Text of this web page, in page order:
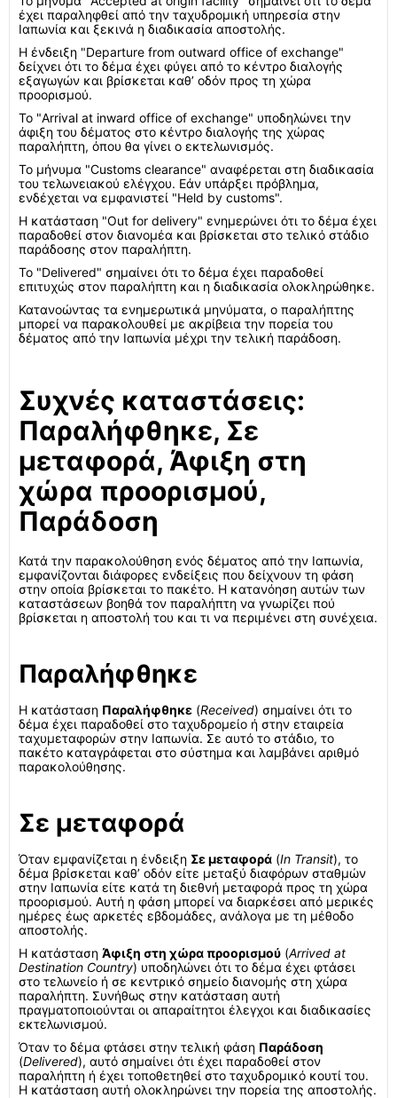
έχει παραληφθεί από την ταχυδρομική υπηρεσία στην
Ιαπωνία και ξεκινά η διαδικασία αποστολής.
Η ένδειξη "Departure from outward office of exchange"
δείχνει ότι το δέμα έχει φύγει από το κέντρο διαλογής
εξαγωγών και βρίσκεται καθ’ οδόν προς τη χώρα
προορισμού.
Το "Arrival at inward office of exchange" υποδηλώνει την
άφιξη του δέματος στο κέντρο διαλογής της χώρας
παραλήπτη, όπου θα γίνει ο εκτελωνισμός.
Το μήνυμα "Customs clearance" αναφέρεται στη διαδικασία
του τελωνειακού ελέγχου. Εάν υπάρξει πρόβλημα,
ενδέχεται να εμφανιστεί "Held by customs".
Η κατάσταση "Out for delivery" ενημερώνει ότι το δέμα έχει
παραδοθεί στον διανομέα και βρίσκεται στο τελικό στάδιο
παράδοσης στον παραλήπτη.
Το "Delivered" σημαίνει ότι το δέμα έχει παραδοθεί
επιτυχώς στον παραλήπτη και η διαδικασία ολοκληρώθηκε.
Κατανοώντας τα ενημερωτικά μηνύματα, ο παραλήπτης
μπορεί να παρακολουθεί με ακρίβεια την πορεία του
δέματος από την Ιαπωνία μέχρι την τελική παράδοση.
Συχνές καταστάσεις:
Παραλήφθηκε, Σε
μεταφορά, Άφιξη στη
χώρα προορισμού,
Παράδοση
Κατά την παρακολούθηση ενός δέματος από την Ιαπωνία,
εμφανίζονται διάφορες ενδείξεις που δείχνουν τη φάση
στην οποία βρίσκεται το πακέτο. Η κατανόηση αυτών των
καταστάσεων βοηθά τον παραλήπτη να γνωρίζει πού
βρίσκεται η αποστολή του και τι να περιμένει στη συνέχεια.
Παραλήφθηκε
Η κατάσταση Παραλήφθηκε (Received) σημαίνει ότι το
δέμα έχει παραδοθεί στο ταχυδρομείο ή στην εταιρεία
ταχυμεταφορών στην Ιαπωνία. Σε αυτό το στάδιο, το
πακέτο καταγράφεται στο σύστημα και λαμβάνει αριθμό
παρακολούθησης.
Σε μεταφορά
Όταν εμφανίζεται η ένδειξη Σε μεταφορά (In Transit), το
δέμα βρίσκεται καθ’ οδόν είτε μεταξύ διαφόρων σταθμών
στην Ιαπωνία είτε κατά τη διεθνή μεταφορά προς τη χώρα
προορισμού. Αυτή η φάση μπορεί να διαρκέσει από μερικές
ημέρες έως αρκετές εβδομάδες, ανάλογα με τη μέθοδο
αποστολής.
Η κατάσταση Άφιξη στη χώρα προορισμού (Arrived at
Destination Country) υποδηλώνει ότι το δέμα έχει φτάσει
στο τελωνείο ή σε κεντρικό σημείο διανομής στη χώρα
παραλήπτη. Συνήθως στην κατάσταση αυτή
πραγματοποιούνται οι απαραίτητοι έλεγχοι και διαδικασίες
εκτελωνισμού.
Όταν το δέμα φτάσει στην τελική φάση Παράδοση
(Delivered), αυτό σημαίνει ότι έχει παραδοθεί στον
παραλήπτη ή έχει τοποθετηθεί στο ταχυδρομικό κουτί του.
Η κατάσταση αυτή ολοκληρώνει την πορεία της αποστολής.